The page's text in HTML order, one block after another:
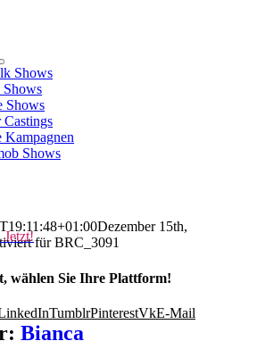
Shows
Shows
Shows
Castings
Kampagnen
Shows
Dezember 15th,
für BRC_3091
wählen Sie Ihre Plattform!
TumblrPinterestVkE-Mail
Bianca